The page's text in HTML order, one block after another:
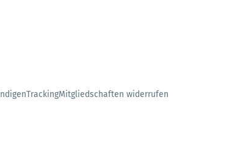
TrackingMitgliedschaften widerrufen